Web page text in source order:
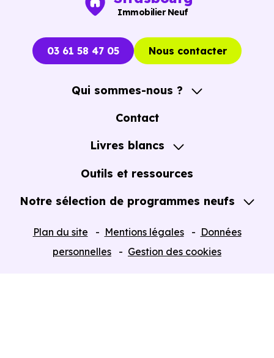
Immobilier Neuf
03 61 58 47 05 Nous contacter
Qui sommes-nous ?
A propos
Contact
Livres blancs
Guide de l'Achat immobilier neuf en VEFA
Outils et ressources
Notre sélection de programmes neufs
Plan du site Mentions légales
Données
personnelles
Gestion des cookies